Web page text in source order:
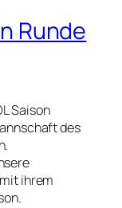
Runde
Saison
des
ihrem